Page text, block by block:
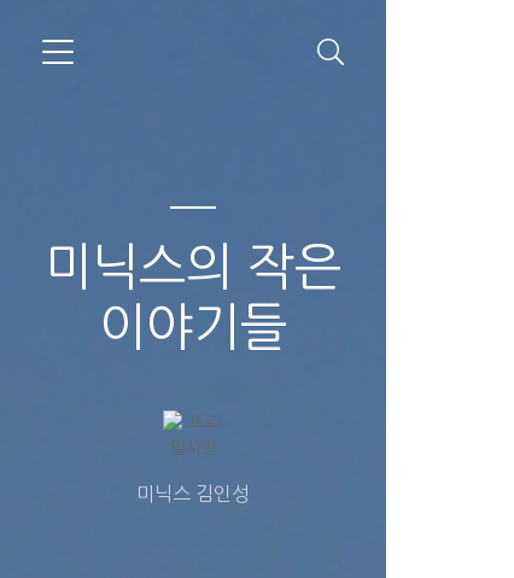
미닉스의 작은
이야기들
미닉스 김인성